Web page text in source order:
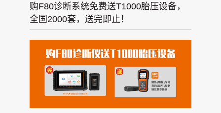
购F80诊断系统免费送T1000胎压设备，
全国2000套，送完即止！